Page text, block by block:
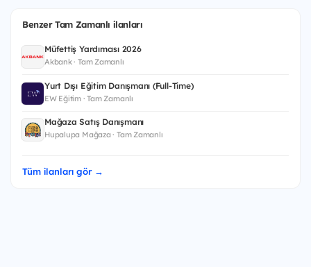
Benzer Tam Zamanlı ilanları
Müfettiş Yardımcısı 2026
Akbank · Tam Zamanlı
Yurt Dışı Eğitim Danışmanı (Full-Time)
EW Eğitim · Tam Zamanlı
Mağaza Satış Danışmanı
Hupalupa Mağaza · Tam Zamanlı
Tüm ilanları gör →